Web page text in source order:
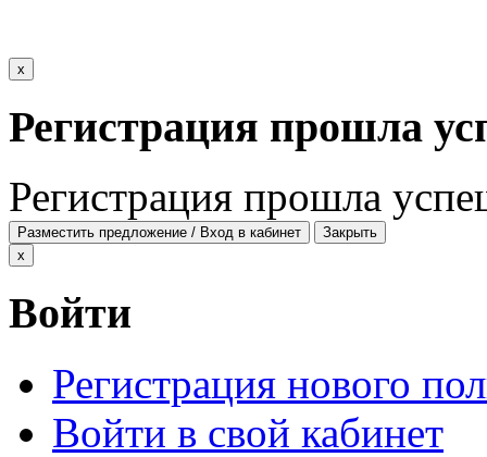
x
Регистрация прошла
Регистрация прошла
Разместить предложение / Вход в кабинет
Закрыть
x
Войти
Регистрация нового
Войти в свой кабинет